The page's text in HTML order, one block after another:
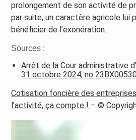
prolongement de son activité de
par suite, un caractère agricole lui
bénéficier de l’exonération.
Sources :
Arrêt de la Cour administrative
31 octobre 2024, no
Cotisation foncière des
l’activité, ça compte ! – ©